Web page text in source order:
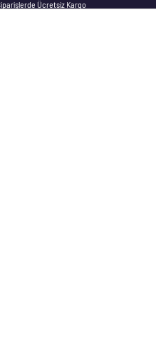
Ücretsiz Kargo